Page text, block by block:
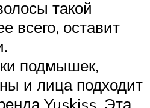
такой
всего, оставит
подмышек,
и лица подходит
Yuskiss. Эта